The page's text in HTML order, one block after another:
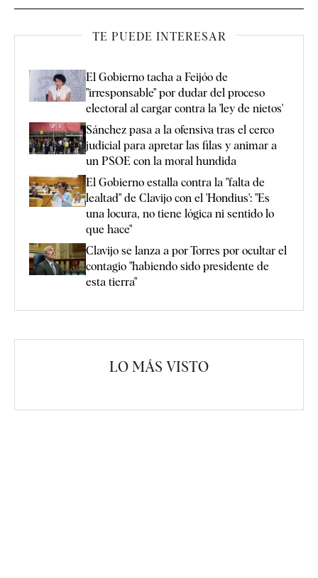
TE PUEDE INTERESAR
El Gobierno tacha a Feijóo de
"irresponsable" por dudar del proceso
electoral al cargar contra la 'ley de nietos'
Sánchez pasa a la ofensiva tras el cerco
judicial para apretar las filas y animar a
un PSOE con la moral hundida
El Gobierno estalla contra la "falta de
lealtad" de Clavijo con el 'Hondius': "Es
una locura, no tiene lógica ni sentido lo
que hace"
Clavijo se lanza a por Torres por ocultar el
contagio "habiendo sido presidente de
esta tierra"
LO MÁS VISTO